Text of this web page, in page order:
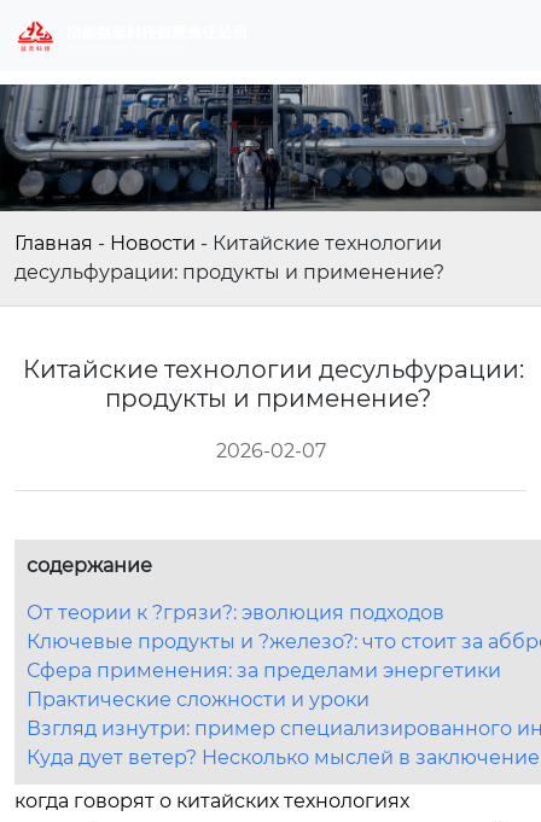
Главная - Новости - Китайские технологии
десульфурации: продукты и применение?
Китайские технологии десульфурации:
продукты и применение?
2026-02-07
содержание
От теории к ?грязи?: эволюция подходов
Ключевые продукты и ?железо?: что стоит за
Сфера применения: за пределами энергетики
Практические сложности и уроки
Взгляд изнутри: пример специализированного
Куда дует ветер? Несколько мыслей в заключение
когда говорят о китайских технологиях